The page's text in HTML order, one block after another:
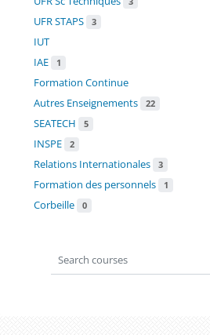
UFR STAPS 3
IUT
IAE 1
Formation Continue
Autres Enseignements 22
SEATECH 5
INSPE 2
Relations Internationales 3
Formation des personnels 1
Corbeille 0
Search courses